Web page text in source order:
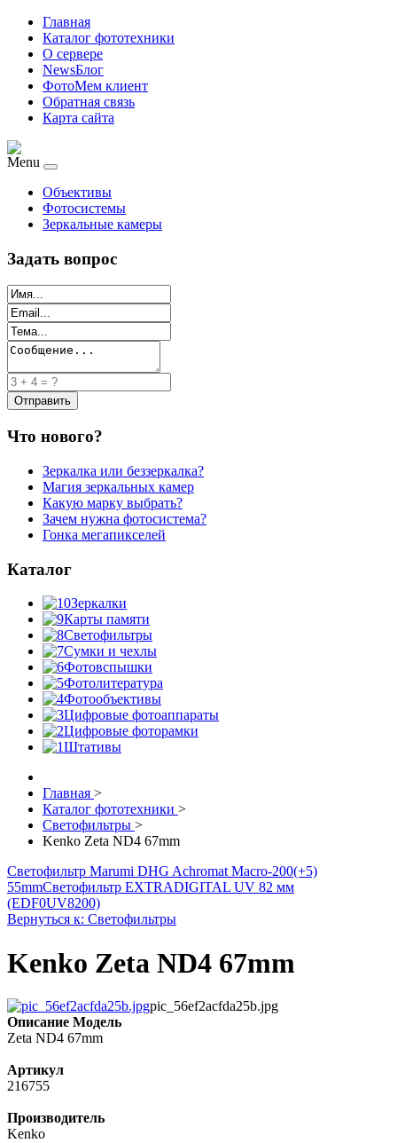
Главная
Каталог фототехники
О сервере
NewsБлог
ФотоМем клиент
Обратная связь
Карта сайта
Menu
Объективы
Фотосистемы
Зеркальные камеры
Задать вопрос
Что нового?
Зеркалка или беззеркалка?
Магия зеркальных камер
Какую марку выбрать?
Зачем нужна фотосистема?
Гонка мегапикселей
Каталог
Зеркалки
Карты памяти
Светофильтры
Сумки и чехлы
Фотовспышки
Фотолитература
Фотообъективы
Цифровые фотоаппараты
Цифровые фоторамки
Штативы
Главная >
Каталог фототехники >
Светофильтры >
Kenko Zeta ND4 67mm
Светофильтр Marumi DHG Achromat Macro-200(+5)
55mmСветофильтр EXTRADIGITAL UV 82 мм
(EDF0UV8200)
Вернуться к: Светофильтры
Kenko Zeta ND4 67mm
pic_56ef2acfda25b.jpg
Описание Модель
Zeta ND4 67mm
Артикул
216755
Производитель
Kenko